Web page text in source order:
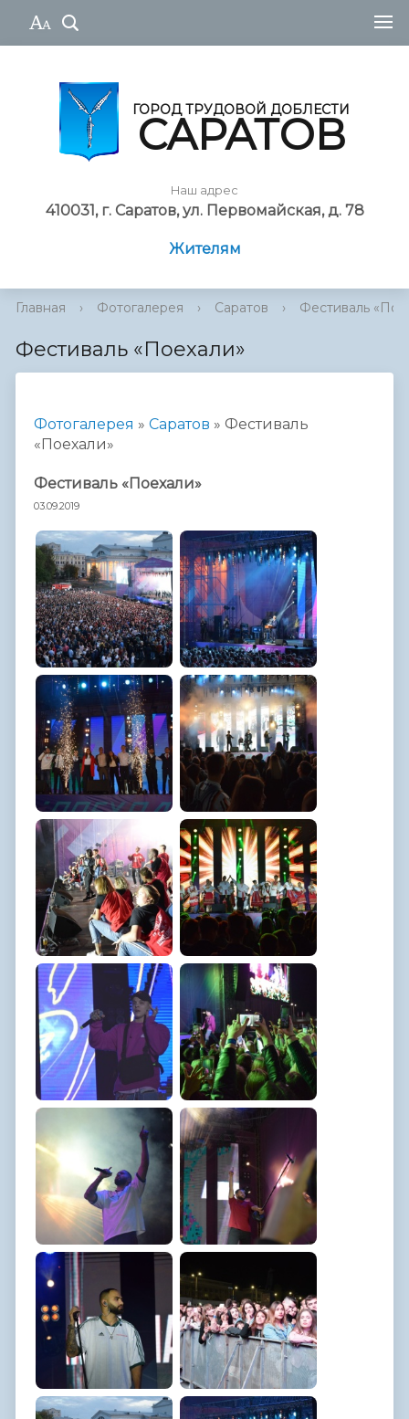
ГОРОД ТРУДОВОЙ ДОБЛЕСТИ
САРАТОВ
Наш адрес
410031, г. Саратов, ул. Первомайская, д. 78
Жителям
Главная › Фотогалерея › Саратов › Фестиваль
Фестиваль «Поехали»
Фотогалерея » Саратов » Фестиваль
«Поехали»
Фестиваль «Поехали»
03.09.2019